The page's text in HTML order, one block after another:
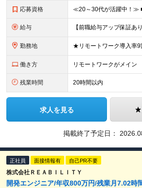
応募資格
給与
勤務地
働き方 リモートワークがメイン
残業時間 20時間以内
求人を見る
掲載終了予定日：
正社員 面接情報有 自己PR不要
株式会社ＲＥＡＢＩＬＩＴＹ
開発エンジニア/年収800万円/残業月7.02時